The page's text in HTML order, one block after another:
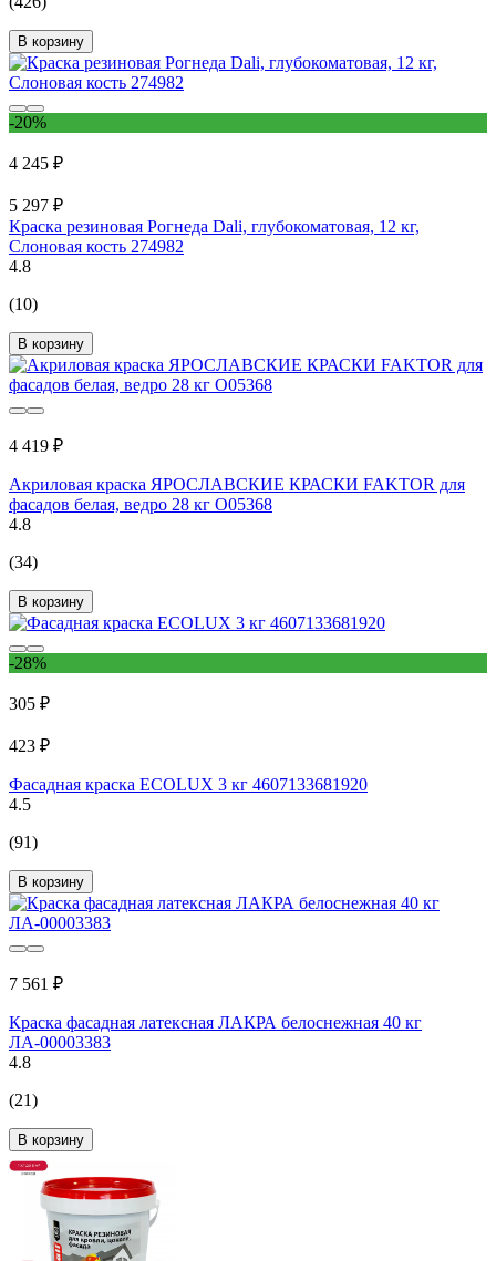
В корзину
-20%
4 245 ₽
5 297 ₽
Краска резиновая Рогнеда Dali, глубокоматовая, 12 кг,
Слоновая кость 274982
4.8
(10)
В корзину
4 419 ₽
Акриловая краска ЯРОСЛАВСКИЕ КРАСКИ FAKTOR для
фасадов белая, ведро 28 кг О05368
4.8
(34)
В корзину
-28%
305 ₽
423 ₽
Фасадная краска ECOLUX 3 кг 4607133681920
4.5
(91)
В корзину
7 561 ₽
Краска фасадная латексная ЛАКРА белоснежная 40 кг
ЛА-00003383
4.8
(21)
В корзину